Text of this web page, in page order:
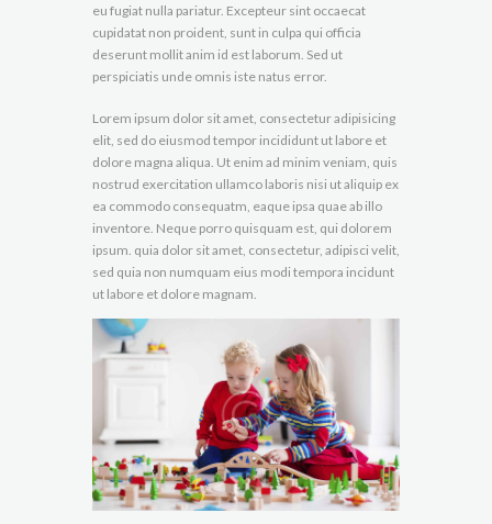
eu fugiat nulla pariatur. Excepteur sint occaecat
cupidatat non proident, sunt in culpa qui officia
deserunt mollit anim id est laborum. Sed ut
perspiciatis unde omnis iste natus error.
Lorem ipsum dolor sit amet, consectetur adipisicing
elit, sed do eiusmod tempor incididunt ut labore et
dolore magna aliqua. Ut enim ad minim veniam, quis
nostrud exercitation ullamco laboris nisi ut aliquip ex
ea commodo consequatm, eaque ipsa quae ab illo
inventore. Neque porro quisquam est, qui dolorem
ipsum. quia dolor sit amet, consectetur, adipisci velit,
sed quia non numquam eius modi tempora incidunt
ut labore et dolore magnam.